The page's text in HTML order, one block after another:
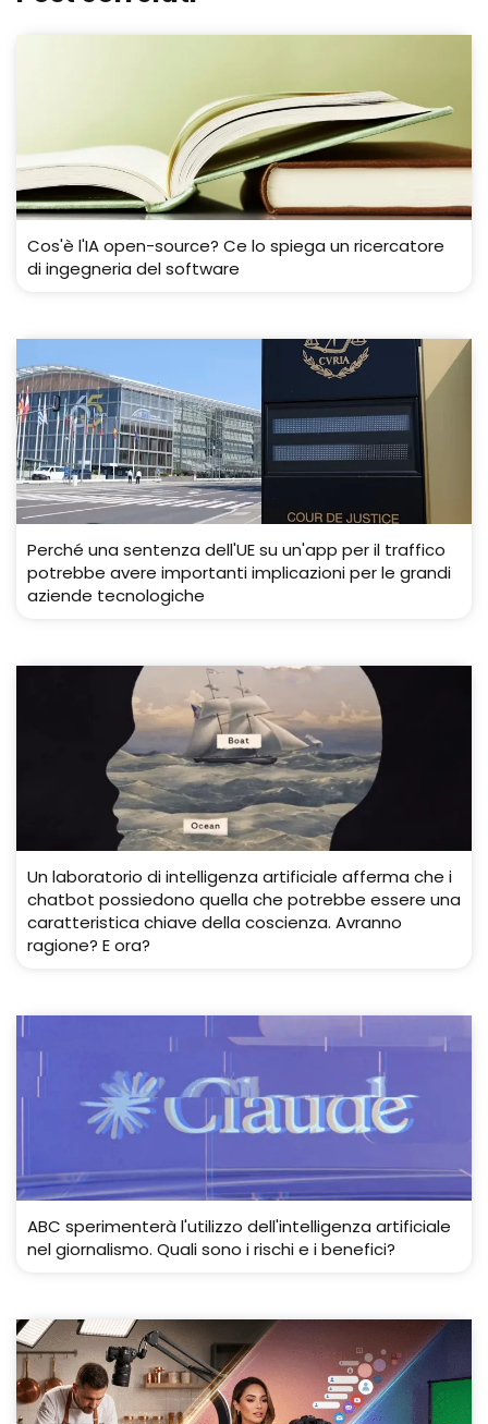
Cos'è l'IA open-source? Ce lo spiega un ricercatore
di ingegneria del software
Perché una sentenza dell'UE su un'app per il traffico
potrebbe avere importanti implicazioni per le grandi
aziende tecnologiche
Un laboratorio di intelligenza artificiale afferma che i
chatbot possiedono quella che potrebbe essere una
caratteristica chiave della coscienza. Avranno
ragione? E ora?
ABC sperimenterà l'utilizzo dell'intelligenza artificiale
nel giornalismo. Quali sono i rischi e i benefici?